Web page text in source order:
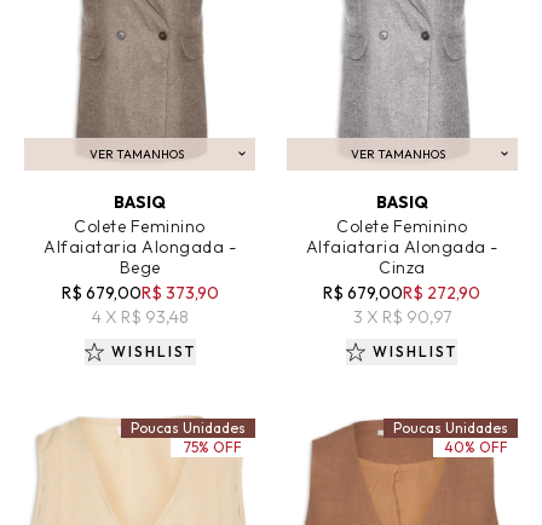
VER TAMANHOS
ADICIONAR AO CARRINHO
BASIQ
Colete Feminino
Alfaiataria Alongada -
Bege
R$ 679,00R$ 373,90
4 X R$ 93,48
WISHLIST
VER TAMANHOS
ADICIONAR AO CARRINHO
BASIQ
Colete Feminino
Alfaiataria Alongada -
Cinza
R$ 679,00R$ 272,90
3 X R$ 90,97
WISHLIST
Poucas Unidades
75% OFF
Poucas Unidades
40% OFF